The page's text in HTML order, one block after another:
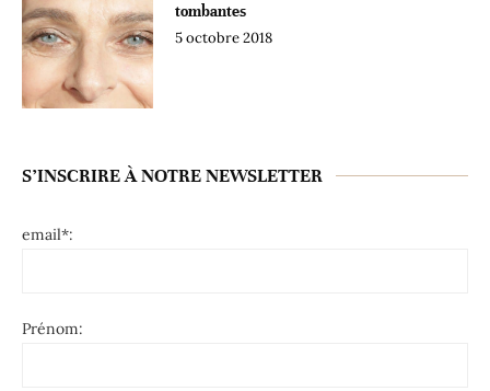
tombantes
5 octobre 2018
S’INSCRIRE À NOTRE NEWSLETTER
email*:
Prénom: